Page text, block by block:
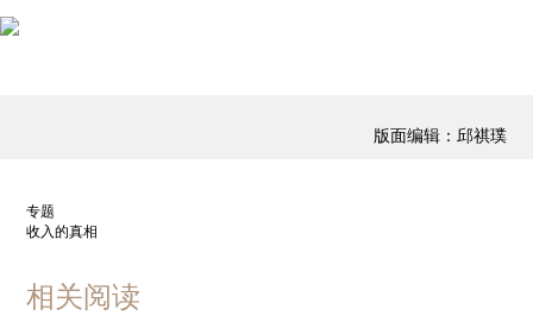
版面编辑：邱祺璞
专题
收入的真相
相关阅读